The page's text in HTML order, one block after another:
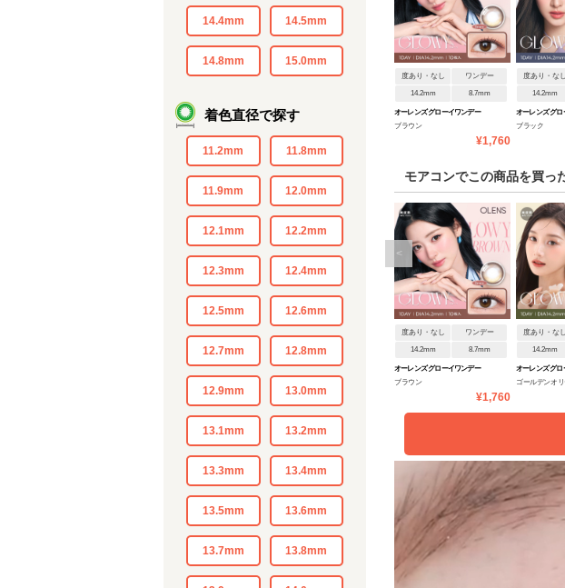
14.4mm 14.5mm
14.8mm 15.0mm
着色直径で探す
11.2mm 11.8mm
11.9mm 12.0mm
12.1mm 12.2mm
12.3mm 12.4mm
12.5mm 12.6mm
12.7mm 12.8mm
12.9mm 13.0mm
13.1mm 13.2mm
13.3mm 13.4mm
13.5mm 13.6mm
13.7mm 13.8mm
度あり・なし ワンデー
14.2mm 8.7mm
オーレンズ グローイワンデー
ブラウン
¥1,760
度あり・なし
14.2mm
オーレンズ グロ
ブラック
モアコンでこの商品を買っ
度あり・なし ワンデー
14.2mm 8.7mm
オーレンズ グローイワンデー
ブラウン
¥1,760
度あり・なし
14.2mm
オーレンズ グロ
ゴールデンオ
<